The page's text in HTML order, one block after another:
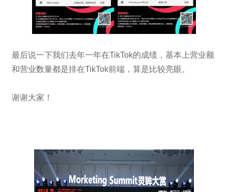
最后说一下我们去年一年在TikTok的成绩，基本上营业额
和营业数量都是排在TikTok前端，算是比较亮眼。
谢谢大家！